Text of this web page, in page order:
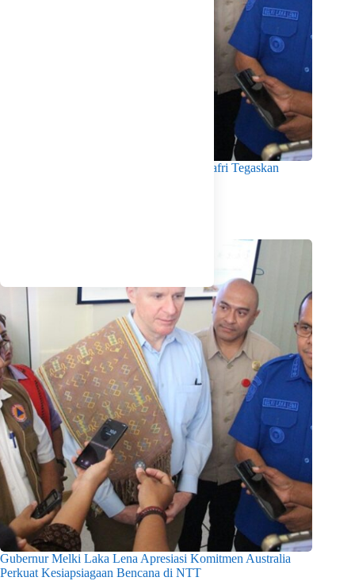
Menko Pangan Tinjau KNMP Untia, Munafri Tegaskan
Gubernur Melki Laka Lena Apresiasi Komitmen Australia
Perkuat Kesiapsiagaan Bencana di NTT